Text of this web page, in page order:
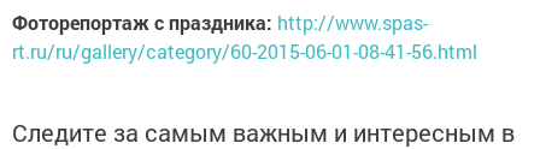
Фоторепортаж с праздника: http://www.spas-
rt.ru/ru/gallery/category/60-2015-06-01-08-41-56.html
Следите за самым важным и интересным в